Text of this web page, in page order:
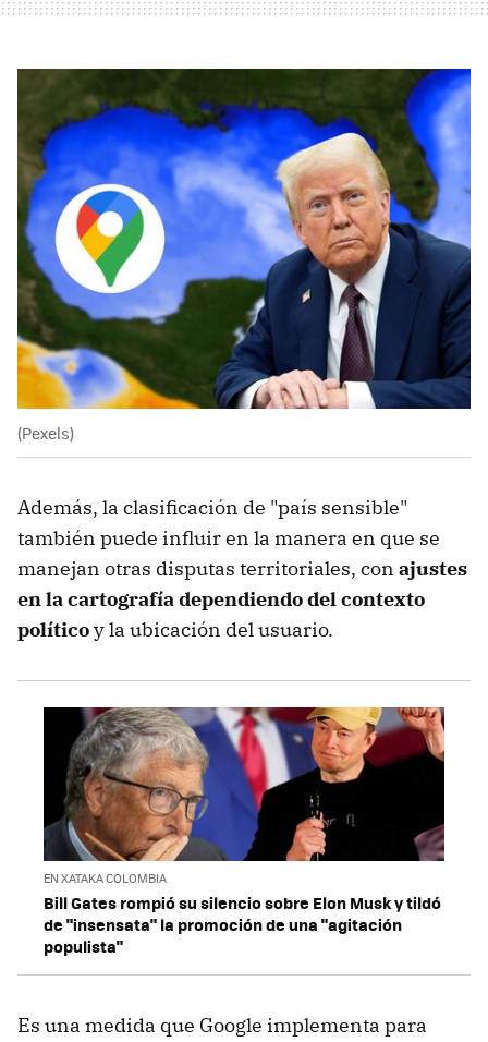
(Pexels)
Además, la clasificación de "país sensible"
también puede influir en la manera en que se
manejan otras disputas territoriales, con ajustes
en la cartografía dependiendo del contexto
políticoy la ubicación del usuario.
EN XATAKA COLOMBIA
Bill Gates rompió su silencio sobre Elon Musk y tildó
de "insensata" la promoción de una "agitación
populista"
Es una medida que Google implementa para